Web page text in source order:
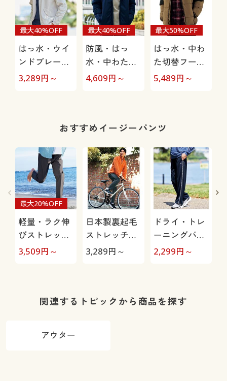
はっ水・ウイ
ンドブレーカ
ーブルゾン
最大40%OFF
3,289円～
防風・はっ
水・中わたブ
ルゾン
最大40%OFF
4,609円～
はっ水・中わ
た切替フード
ブルゾン
最大50%OFF
5,489円～
おすすめイージーパンツ
軽量・ラク伸
びストレッチ
イージーパン
最大20%OFF
3,509円～
日本製裏起毛
ストレッチパ
ンツ(ヨコスト
3,289円～
ドライ・トレ
ーニングパン
ツ(フィラ)股
2,299円～
関連するトピックから商品を探す
アウター